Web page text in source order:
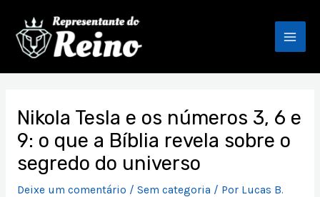
Nikola Tesla e os números 3, 6 e
9: o que a Bíblia revela sobre o
segredo do universo
Deixe um comentário / Sem categoria / Por Lucas B.